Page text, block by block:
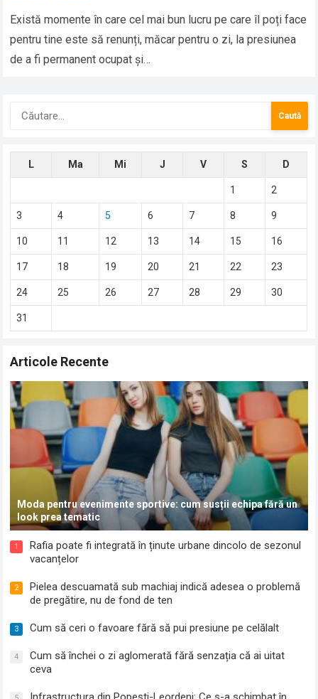
Există momente în care cel mai bun lucru pe care îl poți face
pentru tine este să renunți, măcar pentru o zi, la presiunea
de a fi permanent ocupat și…
Caută
L Ma Mi J V S D
1 2
3 4 5 6 7 8 9
10 11 12 13 14 15 16
17 18 19 20 21 22 23
24 25 26 27 28 29 30
31
Articole Recente
Moda pentru evenimente sportive: cum susții echipa fără un
look prea tematic
1
Rafia poate fi integrată în ținute urbane dincolo de sezonul
vacanțelor
2
Pielea descuamată sub machiaj indică adesea o problemă
de pregătire, nu de fond de ten
3 Cum să ceri o favoare fără să pui presiune pe celălalt
4
Cum să închei o zi aglomerată fără senzația că ai uitat
ceva